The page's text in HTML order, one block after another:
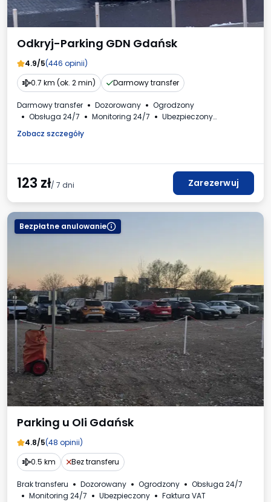
Odkryj-Parking GDN Gdańsk
4.9/5(446 opinii)
0.7 km (ok. 2 min)
Darmowy transfer
Darmowy transfer Dozorowany
Ogrodzony
Obsługa 24/7
Monitoring 24/7
Ubezpieczony
Samochody osobowe
Zobacz szczegóły
123 zł/ 7 dni Zarezerwuj
Bezpłatne anulowanie
Parking u Oli Gdańsk
4.8/5(48 opinii)
0.5 km
Bez transferu
Brak transferu Dozorowany Ogrodzony
Obsługa 24/7
Monitoring 24/7
Ubezpieczony
Faktura VAT